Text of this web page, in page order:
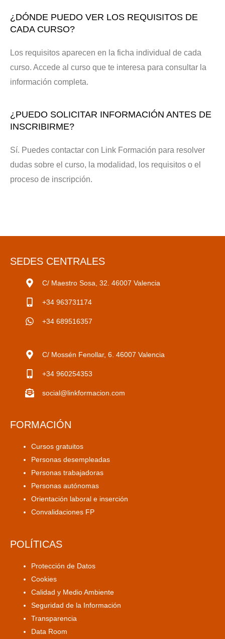
¿DÓNDE PUEDO VER LOS REQUISITOS DE
CADA CURSO?
Los requisitos aparecen en la ficha individual de cada
curso. Accede al curso que te interesa para consultar la
información completa.
¿PUEDO SOLICITAR INFORMACIÓN ANTES DE
INSCRIBIRME?
Sí. Puedes contactar con Link Formación para resolver
dudas sobre el curso, la modalidad, los requisitos o el
proceso de inscripción.
SEDES CENTRALES
C/ Maestro Sosa, 32. 46007 Valencia
+34 963731174
+34 689516357
C/ Mossén Fenollar, 6. 46007 Valencia
+34 960254353
social@linkformacion.com
FORMACIÓN
Cursos gratuitos
Personas desempleadas
Personas trabajadoras
Personas autónomas
Orientación laboral e inserción
Convalidaciones FP
POLÍTICAS
Protección de Datos
Cookies
Calidad y Medio Ambiente
Seguridad de la Información
Transparencia
Data Room